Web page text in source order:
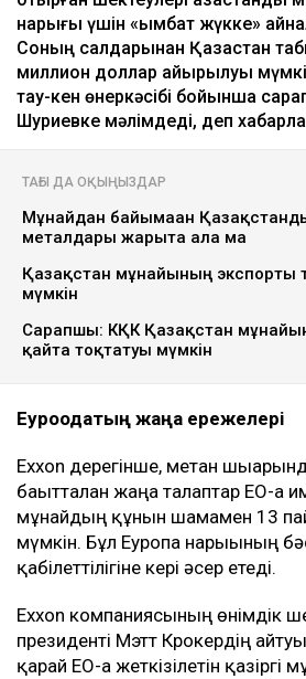
нарығы үшін «қымбат жүкке»
Соның салдарынан Қазақстан
миллион доллар айырылуы
тау-кен өнеркәсібі бойынша
Шуриевке мәлімдеді, деп
ТАҒЫ ДА ОҚЫҢЫЗДАР
Мұнайдан байымаған
металдары жарыта ала ма
Қазақстан мұнайының экспорты
мүмкін
Сарапшы: КҚК Қазақстан
қайта тоқтатуы мүмкін
Еуроодақтың жаңа ережелері
Exxon дерегінше, метан
бағытталған жаңа талаптар ЕО-ға
мұнайдың құнын шамамен 13
мүмкін. Бұл Еуропа нарығының
қабілеттілігіне кері әсер етеді.
Exxon компаниясының өнімдік
президенті Мэтт Крокердің
қарай ЕО-ға жеткізілетін